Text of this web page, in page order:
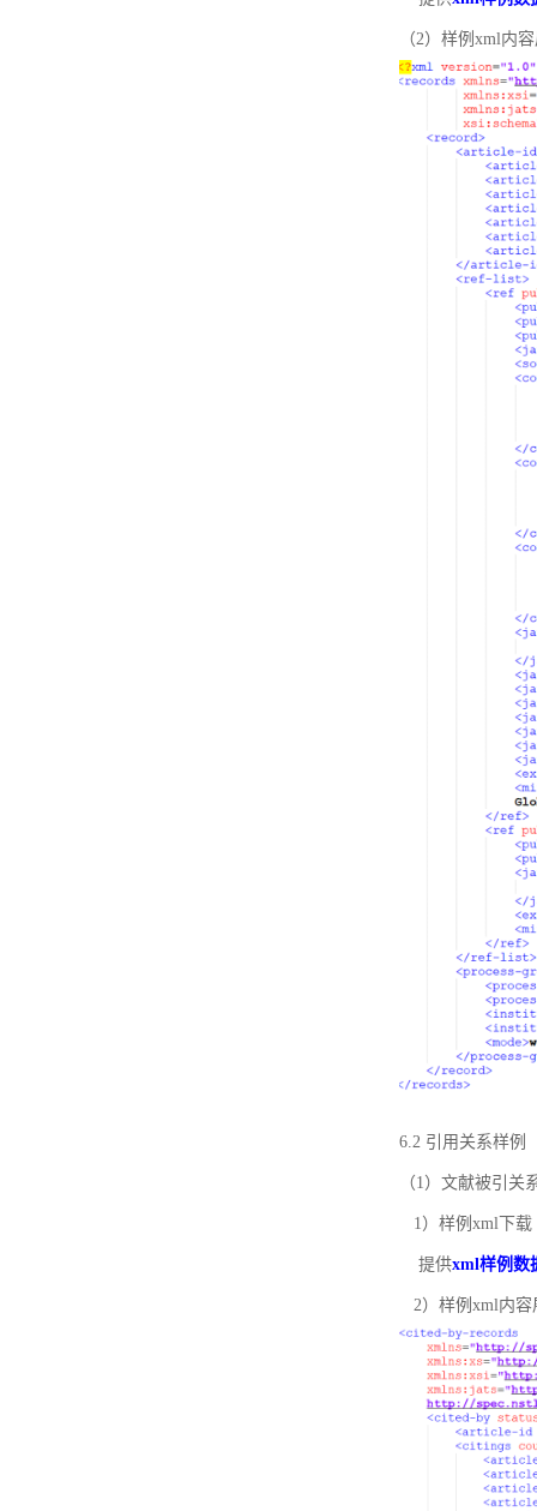
（2）样例xml内
6.2 引用关系样例
（1）文献被引关
1）样例xml下载
提供xml样例数
2）样例xml内容